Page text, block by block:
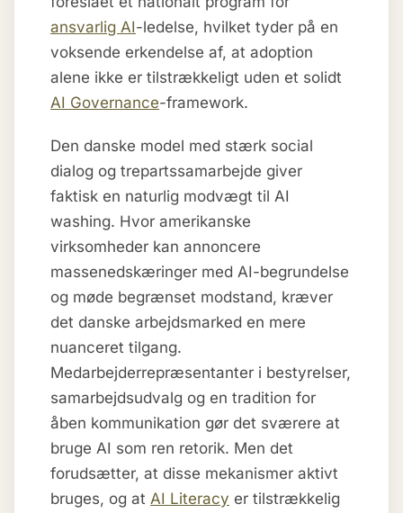
ansvarlig AI-ledelse, hvilket tyder på en
voksende erkendelse af, at adoption
alene ikke er tilstrækkeligt uden et solidt
AI Governance-framework.
Den danske model med stærk social
dialog og trepartssamarbejde giver
faktisk en naturlig modvægt til AI
washing. Hvor amerikanske
virksomheder kan annoncere
massenedskæringer med AI-begrundelse
og møde begrænset modstand, kræver
det danske arbejdsmarked en mere
nuanceret tilgang.
Medarbejderrepræsentanter i bestyrelser,
samarbejdsudvalg og en tradition for
åben kommunikation gør det sværere at
bruge AI som ren retorik. Men det
forudsætter, at disse mekanismer aktivt
bruges, og at AI Literacy er tilstrækkelig